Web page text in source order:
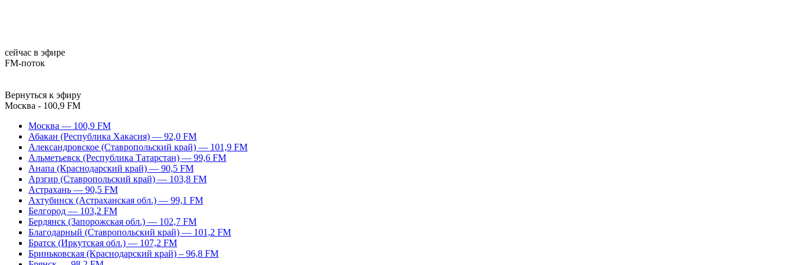
сейчас в эфире
FM-поток
Вернуться к эфиру
Москва - 100,9 FM
Москва — 100,9 FM
Абакан (Республика Хакасия) — 92,0 FM
Александровское (Ставропольский край) — 101,9 FM
Альметьевск (Республика Татарстан) — 99,6 FM
Анапа (Краснодарский край) — 90,5 FM
Арзгир (Ставропольский край) — 103,8 FM
Астрахань — 90,5 FM
Ахтубинск (Астраханская обл.) — 99,1 FM
Белгород — 103,2 FM
Бердянск (Запорожская обл.) — 102,7 FM
Благодарный (Ставропольский край) — 101,2 FM
Братск (Иркутская обл.) — 107,2 FM
Бриньковская (Краснодарский край) – 96,8 FM